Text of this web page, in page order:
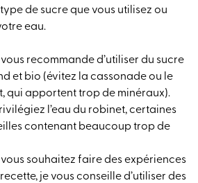
de sucre que vous utilisez ou
eau.
vous recommande d’utiliser du sucre
et bio (évitez la cassonade ou le
qui apportent trop de minéraux).
l’eau du robinet, certaines
contenant beaucoup trop de
vous souhaitez faire des expériences
je vous conseille d’utiliser des